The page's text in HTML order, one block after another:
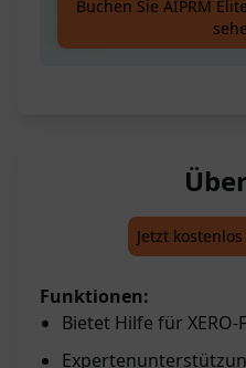
Hast Du Probleme mit
Buchen Sie AIPRM
Jetzt
Funktionen:
Bietet Hilfe für XERO-